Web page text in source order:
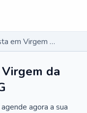
Pneumologista em Virgem da Lapa - MG
da
agora a sua